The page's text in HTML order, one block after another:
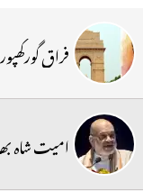
فراق
امیت شاہ بھارتیہ